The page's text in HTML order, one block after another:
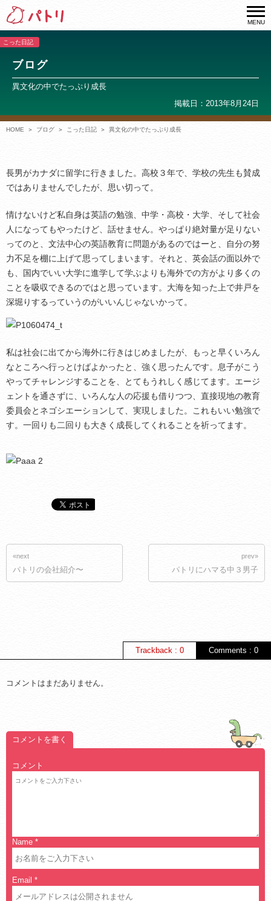
MENU
こった日記
ブログ
異文化の中でたっぷり成長
掲載日：2013年8月24日
HOME ブログ こった日記 異文化の中でたっぷり成長
長男がカナダに留学に行きました。高校３年で、学校の先生も賛成
ではありませんでしたが、思い切って。
情けないけど私自身は英語の勉強、中学・高校・大学、そして社会
人になってもやったけど、話せません。やっぱり絶対量が足りない
ってのと、文法中心の英語教育に問題があるのではーと、自分の努
力不足を棚に上げて思ってしまいます。それと、英会話の面以外で
も、国内でいい大学に進学して学ぶよりも海外での方がより多くの
ことを吸収できるのではと思っています。大海を知った上で井戸を
深堀りするっていうのがいいんじゃないかって。
私は社会に出てから海外に行きはじめましたが、もっと早くいろん
なところへ行っとけばよかったと、強く思ったんです。息子がこう
やってチャレンジすることを、とてもうれしく感じてます。エージ
ェントを通さずに、いろんな人の応援も借りつつ、直接現地の教育
委員会とネゴシエーションして、実現しました。これもいい勉強で
す。一回りも二回りも大きく成長してくれることを祈ってます。
«next
パトリの会社紹介〜
prev»
パトリにハマる中３男子
Comments : 0
Trackback : 0
コメントはまだありません。
コメントを書く
コメント
Name *
Email *